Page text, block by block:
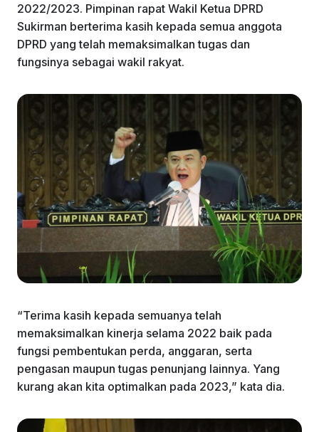
2022/2023. Pimpinan rapat Wakil Ketua DPRD
Sukirman berterima kasih kepada semua anggota
DPRD yang telah memaksimalkan tugas dan
fungsinya sebagai wakil rakyat.
“Terima kasih kepada semuanya telah
memaksimalkan kinerja selama 2022 baik pada
fungsi pembentukan perda, anggaran, serta
pengasan maupun tugas penunjang lainnya. Yang
kurang akan kita optimalkan pada 2023,” kata dia.